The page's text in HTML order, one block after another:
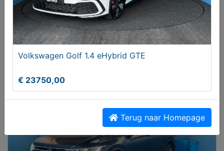
Mazda CX-5 2.5 SkyActive-G 194 Signature
AUTOMAAT
Volkswagen Golf 1.4 eHybrid GTE
€ 23750,00
Terug naar Homepage